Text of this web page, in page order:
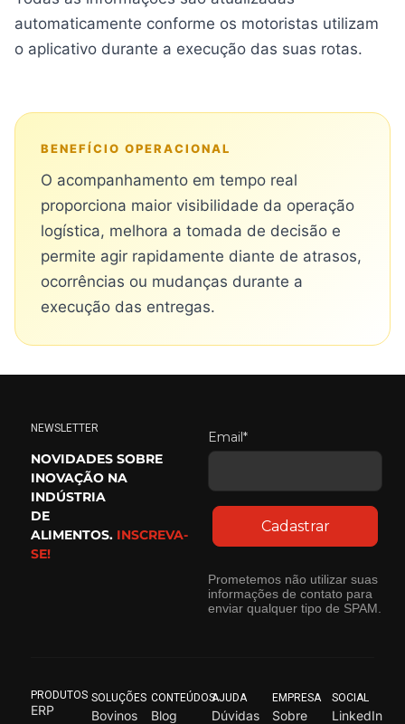
automaticamente conforme os motoristas utilizam
o aplicativo durante a execução das suas rotas.
BENEFÍCIO OPERACIONAL
O acompanhamento em tempo real
proporciona maior visibilidade da operação
logística, melhora a tomada de decisão e
permite agir rapidamente diante de atrasos,
ocorrências ou mudanças durante a
execução das entregas.
NEWSLETTER
NOVIDADES SOBRE
INOVAÇÃO NA
INDÚSTRIA
DE
ALIMENTOS. INSCREVA-
SE!
Email*
Cadastrar
Prometemos não utilizar suas
informações de contato para
enviar qualquer tipo de SPAM.
PRODUTOS
ERP
SOLUÇÕES
Bovinos
CONTEÚDOS
Blog
AJUDA
Dúvidas
EMPRESA
Sobre
SOCIAL
LinkedIn